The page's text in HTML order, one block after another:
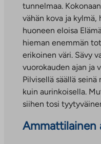
tunnelmaa.
vähän kova ja
huoneen eloisa
hieman enemmän
erikoinen väri. Sävy
vuorokauden ajan ja
Pilvisellä säällä
kuin aurinkoisella.
siihen tosi
Ammattilainen